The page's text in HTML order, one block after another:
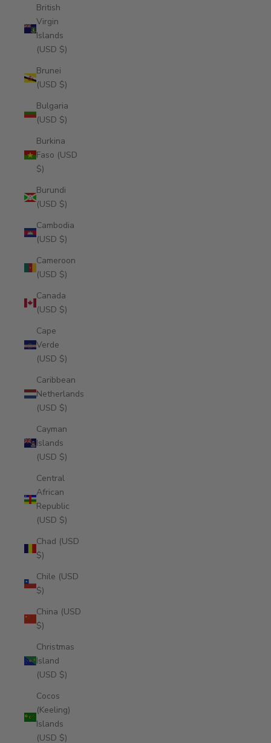
British
Virgin
Islands
(USD $)
Brunei
(USD $)
Bulgaria
(USD $)
Burkina
Faso (USD
$)
Burundi
(USD $)
Cambodia
(USD $)
Cameroon
(USD $)
Canada
(USD $)
Cape
Verde
(USD $)
Caribbean
Netherlands
(USD $)
Cayman
Islands
(USD $)
Central
African
Republic
(USD $)
Chad (USD
$)
Chile (USD
$)
China (USD
$)
Christmas
Island
(USD $)
Cocos
(Keeling)
Islands
(USD $)